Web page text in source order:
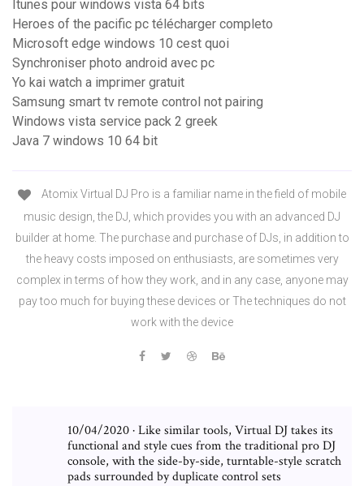
Itunes pour windows vista 64 bits
Heroes of the pacific pc télécharger completo
Microsoft edge windows 10 cest quoi
Synchroniser photo android avec pc
Yo kai watch a imprimer gratuit
Samsung smart tv remote control not pairing
Windows vista service pack 2 greek
Java 7 windows 10 64 bit
Atomix Virtual DJ Pro is a familiar name in the field of mobile
music design, the DJ, which provides you with an advanced DJ
builder at home. The purchase and purchase of DJs, in addition to
the heavy costs imposed on enthusiasts, are sometimes very
complex in terms of how they work, and in any case, anyone may
pay too much for buying these devices or The techniques do not
work with the device
10/04/2020 · Like similar tools, Virtual DJ takes its
functional and style cues from the traditional pro DJ
console, with the side-by-side, turntable-style scratch
pads surrounded by duplicate control sets